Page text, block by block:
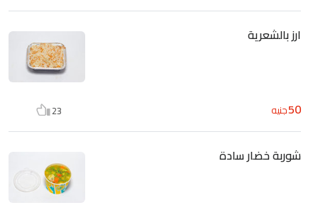
ارز بالشعرية
50جنيه 23
شوربة خضار سادة